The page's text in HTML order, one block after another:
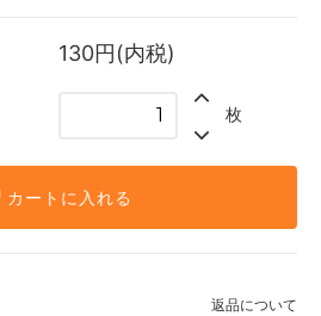
130円(内税)
枚
カートに入れる
返品について